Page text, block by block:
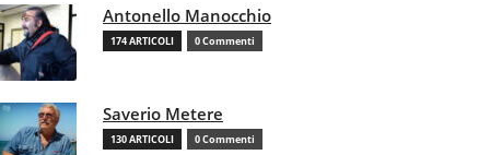
Antonello Manocchio
174 ARTICOLI 0 Commenti
Saverio Metere
130 ARTICOLI 0 Commenti